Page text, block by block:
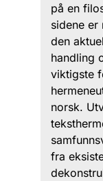
på en
sidene
den
handling
viktigste
norsk.
fra